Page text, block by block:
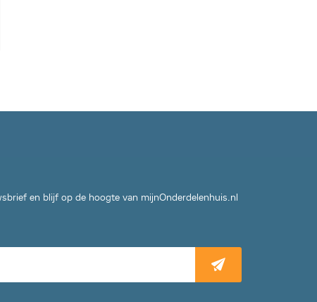
en blijf op de hoogte van mijnOnderdelenhuis.nl